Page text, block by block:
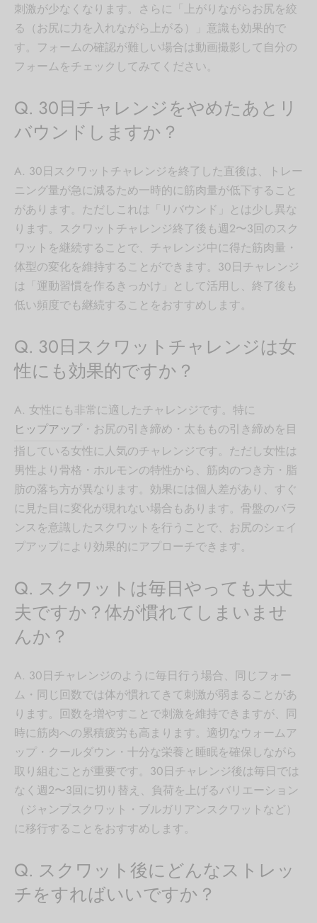
刺激が少なくなります。さらに「上がりながらお尻を絞
る（お尻に力を入れながら上がる）」意識も効果的で
す。フォームの確認が難しい場合は動画撮影して自分の
フォームをチェックしてみてください。
Q. 30日チャレンジをやめたあとリ
バウンドしますか？
A. 30日スクワットチャレンジを終了した直後は、トレー
ニング量が急に減るため一時的に筋肉量が低下すること
があります。ただしこれは「リバウンド」とは少し異な
ります。スクワットチャレンジ終了後も週2〜3回のスク
ワットを継続することで、チャレンジ中に得た筋肉量・
体型の変化を維持することができます。30日チャレンジ
は「運動習慣を作るきっかけ」として活用し、終了後も
低い頻度でも継続することをおすすめします。
Q. 30日スクワットチャレンジは女
性にも効果的ですか？
A. 女性にも非常に適したチャレンジです。特に
ヒップアップ ・お尻の引き締め・太ももの引き締めを目
指している女性に人気のチャレンジです。ただし女性は
男性より骨格・ホルモンの特性から、筋肉のつき方・脂
肪の落ち方が異なります。効果には個人差があり、すぐ
に見た目に変化が現れない場合もあります。骨盤のバラ
ンスを意識したスクワットを行うことで、お尻のシェイ
プアップにより効果的にアプローチできます。
Q. スクワットは毎日やっても大丈
夫ですか？体が慣れてしまいませ
んか？
A. 30日チャレンジのように毎日行う場合、同じフォー
ム・同じ回数では体が慣れてきて刺激が弱まることがあ
ります。回数を増やすことで刺激を維持できますが、同
時に筋肉への累積疲労も高まります。適切なウォームア
ップ・クールダウン・十分な栄養と睡眠を確保しながら
取り組むことが重要です。30日チャレンジ後は毎日では
なく週2〜3回に切り替え、負荷を上げるバリエーション
（ジャンプスクワット・ブルガリアンスクワットなど）
に移行することをおすすめします。
Q. スクワット後にどんなストレッ
チをすればいいですか？